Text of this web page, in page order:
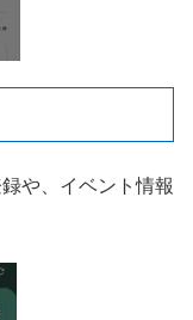
や、イベント情報